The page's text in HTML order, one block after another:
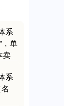
系
，单
卖
系